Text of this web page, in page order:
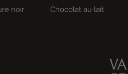
noir Chocolat au lait